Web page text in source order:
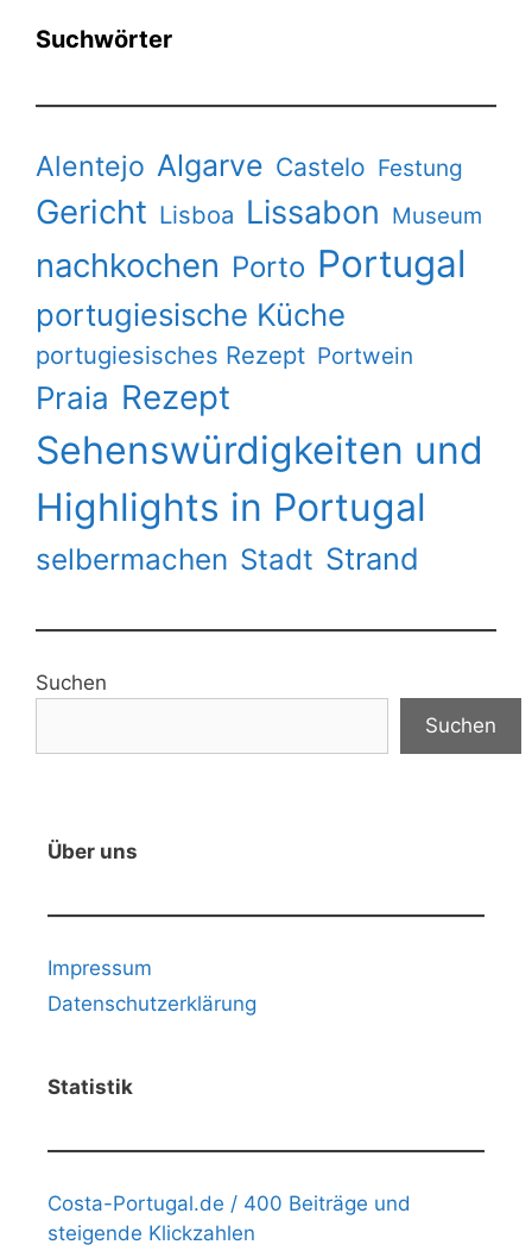
Suchwörter
Alentejo Algarve Castelo Festung
Gericht Lisboa Lissabon Museum
nachkochen Porto Portugal
portugiesische Küche
portugiesisches Rezept Portwein
Praia Rezept
Sehenswürdigkeiten und
Highlights in Portugal
selbermachen Stadt Strand
Suchen
Suchen
Über uns
Impressum
Datenschutzerklärung
Statistik
Costa-Portugal.de / 400 Beiträge und
steigende Klickzahlen